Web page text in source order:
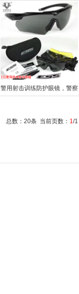
警用射击训练防护眼镜，警察
眼镜
总数：20条 当前页数： 1/1